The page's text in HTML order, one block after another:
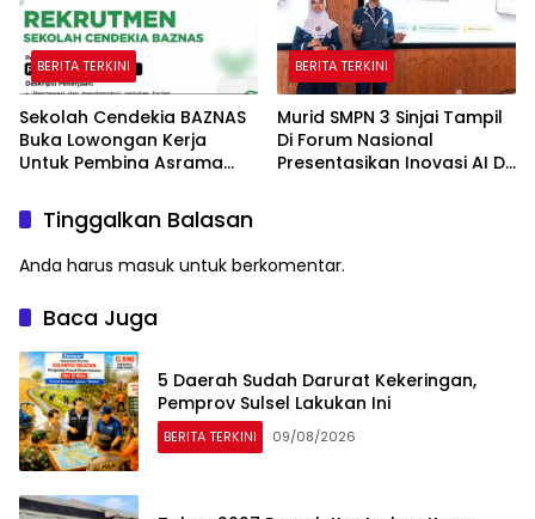
BERITA TERKINI
Sekolah Cendekia BAZNAS
Buka Lowongan Kerja
Untuk Pembina Asrama
BERITA TERKINI
Murid SMPN 3 Sinjai Tampil
Di Forum Nasional
Presentasikan Inovasi AI Di
Tinggalkan Balasan
Anda harus masuk untuk berkomentar.
Baca Juga
5 Daerah Sudah Darurat Kekeringan,
Pemprov Sulsel Lakukan Ini
BERITA TERKINI 09/08/2026